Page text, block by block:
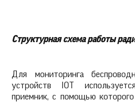
Структурная схема работы
Для мониторинга
устройств IOT
приемник, с помощью